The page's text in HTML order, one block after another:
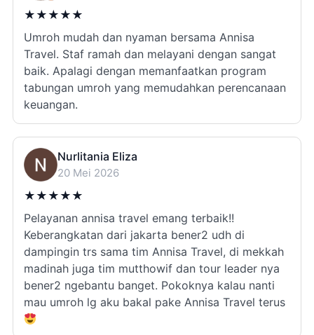
★ ★ ★ ★ ★
Umroh mudah dan nyaman bersama Annisa
Travel. Staf ramah dan melayani dengan sangat
baik. Apalagi dengan memanfaatkan program
tabungan umroh yang memudahkan perencanaan
keuangan.
Nurlitania Eliza
20 Mei 2026
★ ★ ★ ★ ★
Pelayanan annisa travel emang terbaik!!
Keberangkatan dari jakarta bener2 udh di
dampingin trs sama tim Annisa Travel, di mekkah
madinah juga tim mutthowif dan tour leader nya
bener2 ngebantu banget. Pokoknya kalau nanti
mau umroh lg aku bakal pake Annisa Travel terus